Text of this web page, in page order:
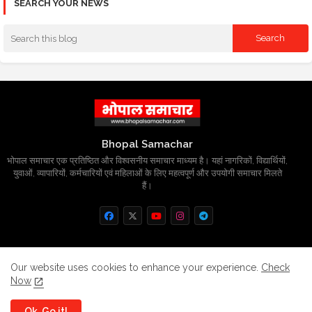
SEARCH YOUR NEWS
Bhopal Samachar
भोपाल समाचार एक प्रतिष्ठित और विश्वसनीय समाचार माध्यम है। यहां नागरिकों, विद्यार्थियों,
युवाओं, व्यापारियों, कर्मचारियों एवं महिलाओं के लिए महत्वपूर्ण और उपयोगी समाचार मिलते
हैं।
Home About Contact us
Privacy Policy
Our website uses cookies to enhance your experience. Check
Now